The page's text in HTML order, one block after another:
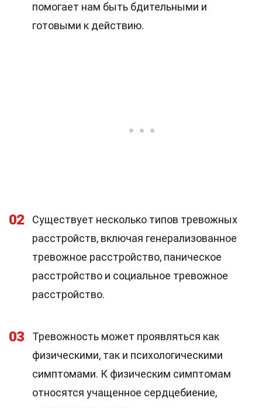
помогает нам быть бдительными и
готовыми к действию.
02
Существует несколько типов тревожных
расстройств, включая генерализованное
тревожное расстройство, паническое
расстройство и социальное тревожное
расстройство.
03
Тревожность может проявляться как
физическими, так и психологическими
симптомами. К физическим симптомам
относятся учащенное сердцебиение,